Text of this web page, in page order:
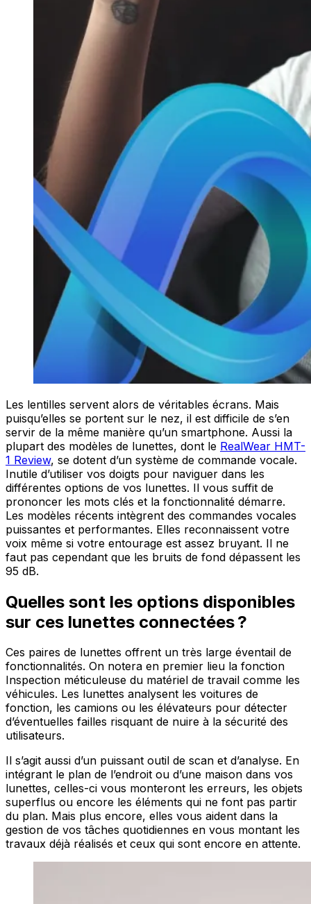
Les lentilles servent alors de véritables écrans. Mais
puisqu’elles se portent sur le nez, il est difficile de s’en
servir de la même manière qu’un smartphone. Aussi la
plupart des modèles de lunettes, dont le RealWear HMT-
1 Review, se dotent d’un système de commande vocale.
Inutile d’utiliser vos doigts pour naviguer dans les
différentes options de vos lunettes. Il vous suffit de
prononcer les mots clés et la fonctionnalité démarre.
Les modèles récents intègrent des commandes vocales
puissantes et performantes. Elles reconnaissent votre
voix même si votre entourage est assez bruyant. Il ne
faut pas cependant que les bruits de fond dépassent les
95 dB.
Quelles sont les options disponibles
sur ces lunettes connectées ?
Ces paires de lunettes offrent un très large éventail de
fonctionnalités. On notera en premier lieu la fonction
Inspection méticuleuse du matériel de travail comme les
véhicules. Les lunettes analysent les voitures de
fonction, les camions ou les élévateurs pour détecter
d’éventuelles failles risquant de nuire à la sécurité des
utilisateurs.
Il s’agit aussi d’un puissant outil de scan et d’analyse. En
intégrant le plan de l’endroit ou d’une maison dans vos
lunettes, celles-ci vous monteront les erreurs, les objets
superflus ou encore les éléments qui ne font pas partir
du plan. Mais plus encore, elles vous aident dans la
gestion de vos tâches quotidiennes en vous montant les
travaux déjà réalisés et ceux qui sont encore en attente.